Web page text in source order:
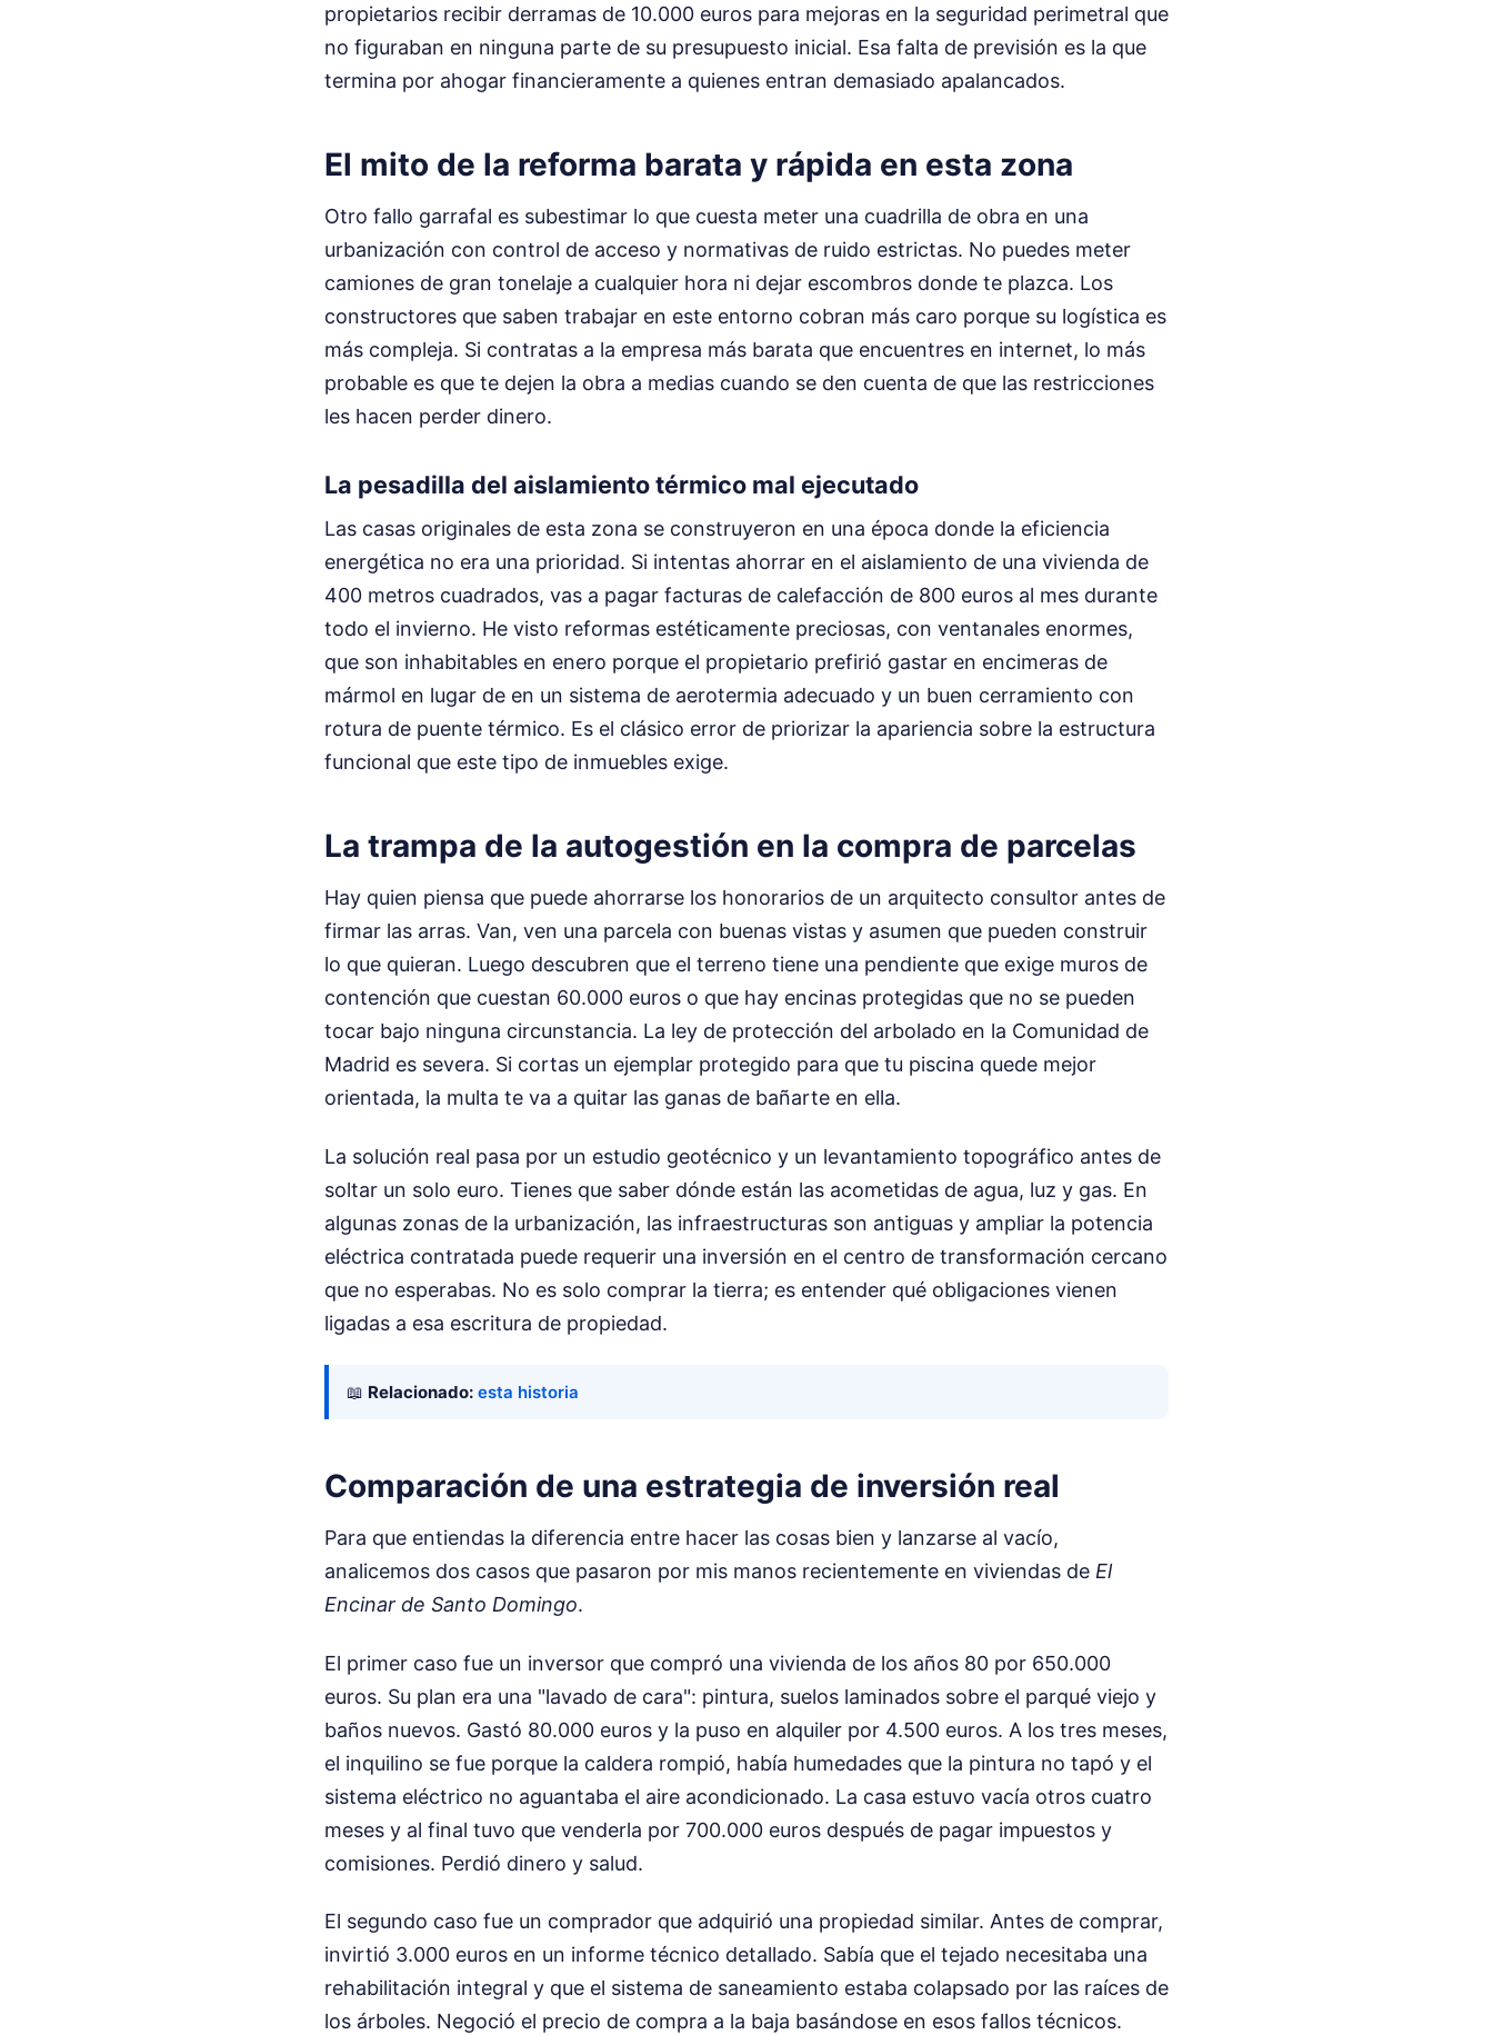
propietarios recibir derramas de 10.000 euros para mejoras en la seguridad perimetral que
no figuraban en ninguna parte de su presupuesto inicial. Esa falta de previsión es la que
termina por ahogar financieramente a quienes entran demasiado apalancados.
El mito de la reforma barata y rápida en esta zona
Otro fallo garrafal es subestimar lo que cuesta meter una cuadrilla de obra en una
urbanización con control de acceso y normativas de ruido estrictas. No puedes meter
camiones de gran tonelaje a cualquier hora ni dejar escombros donde te plazca. Los
constructores que saben trabajar en este entorno cobran más caro porque su logística es
más compleja. Si contratas a la empresa más barata que encuentres en internet, lo más
probable es que te dejen la obra a medias cuando se den cuenta de que las restricciones
les hacen perder dinero.
La pesadilla del aislamiento térmico mal ejecutado
Las casas originales de esta zona se construyeron en una época donde la eficiencia
energética no era una prioridad. Si intentas ahorrar en el aislamiento de una vivienda de
400 metros cuadrados, vas a pagar facturas de calefacción de 800 euros al mes durante
todo el invierno. He visto reformas estéticamente preciosas, con ventanales enormes,
que son inhabitables en enero porque el propietario prefirió gastar en encimeras de
mármol en lugar de en un sistema de aerotermia adecuado y un buen cerramiento con
rotura de puente térmico. Es el clásico error de priorizar la apariencia sobre la estructura
funcional que este tipo de inmuebles exige.
La trampa de la autogestión en la compra de parcelas
Hay quien piensa que puede ahorrarse los honorarios de un arquitecto consultor antes de
firmar las arras. Van, ven una parcela con buenas vistas y asumen que pueden construir
lo que quieran. Luego descubren que el terreno tiene una pendiente que exige muros de
contención que cuestan 60.000 euros o que hay encinas protegidas que no se pueden
tocar bajo ninguna circunstancia. La ley de protección del arbolado en la Comunidad de
Madrid es severa. Si cortas un ejemplar protegido para que tu piscina quede mejor
orientada, la multa te va a quitar las ganas de bañarte en ella.
La solución real pasa por un estudio geotécnico y un levantamiento topográfico antes de
soltar un solo euro. Tienes que saber dónde están las acometidas de agua, luz y gas. En
algunas zonas de la urbanización, las infraestructuras son antiguas y ampliar la potencia
eléctrica contratada puede requerir una inversión en el centro de transformación cercano
que no esperabas. No es solo comprar la tierra; es entender qué obligaciones vienen
ligadas a esa escritura de propiedad.
📖 Relacionado: esta historia
Comparación de una estrategia de inversión real
Para que entiendas la diferencia entre hacer las cosas bien y lanzarse al vacío,
analicemos dos casos que pasaron por mis manos recientemente en viviendas de El
Encinar de Santo Domingo.
El primer caso fue un inversor que compró una vivienda de los años 80 por 650.000
euros. Su plan era una "lavado de cara": pintura, suelos laminados sobre el parqué viejo y
baños nuevos. Gastó 80.000 euros y la puso en alquiler por 4.500 euros. A los tres meses,
el inquilino se fue porque la caldera rompió, había humedades que la pintura no tapó y el
sistema eléctrico no aguantaba el aire acondicionado. La casa estuvo vacía otros cuatro
meses y al final tuvo que venderla por 700.000 euros después de pagar impuestos y
comisiones. Perdió dinero y salud.
El segundo caso fue un comprador que adquirió una propiedad similar. Antes de comprar,
invirtió 3.000 euros en un informe técnico detallado. Sabía que el tejado necesitaba una
rehabilitación integral y que el sistema de saneamiento estaba colapsado por las raíces de
los árboles. Negoció el precio de compra a la baja basándose en esos fallos técnicos.